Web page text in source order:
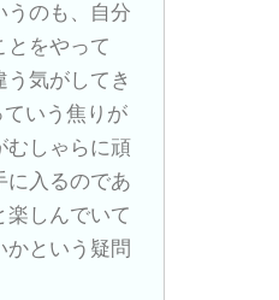
うのも、自分
とをやって
気がしてき
いう焦りが
むしゃらに頑
に入るのであ
楽しんでいて
かという疑問